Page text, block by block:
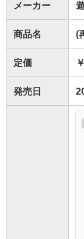
メーカー
商品名 (
定価
発売日